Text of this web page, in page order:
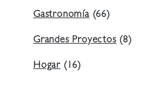
Gastronomía(66)
Grandes Proyectos(8)
Hogar (16)